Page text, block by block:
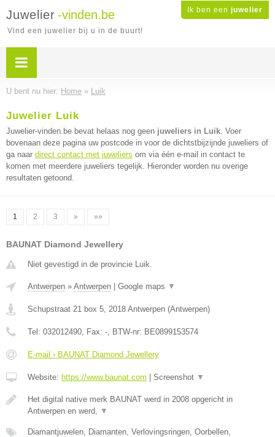
Ik ben een juwelier
Juwelier -vinden.be
Vind een juwelier bij u in de buurt!
U bent nu hier: Home » Luik
Juwelier Luik
Juwelier-vinden.be bevat helaas nog geen juweliers in Luik. Voer
bovenaan deze pagina uw postcode in voor de dichtstbijzijnde juweliers of
ga naar direct contact met juweliers om via één e-mail in contact te
komen met meerdere juweliers tegelijk. Hieronder worden nu overige
resultaten getoond.
1 2 3 » »»
BAUNAT Diamond Jewellery
Niet gevestigd in de provincie Luik.
Antwerpen » Antwerpen Google maps ▼
Schupstraat 21 box 5, 2018 Antwerpen (Antwerpen)
Tel: 032012490, Fax: -, BTW-nr: BE0899153574
E-mail › BAUNAT Diamond Jewellery
Website: https://www.baunat.com Screenshot ▼
Het digital native merk BAUNAT werd in 2008 opgericht in
Antwerpen en werd, ▼
Diamantjuwelen, Diamanten, Verlovingsringen, Oorbellen,